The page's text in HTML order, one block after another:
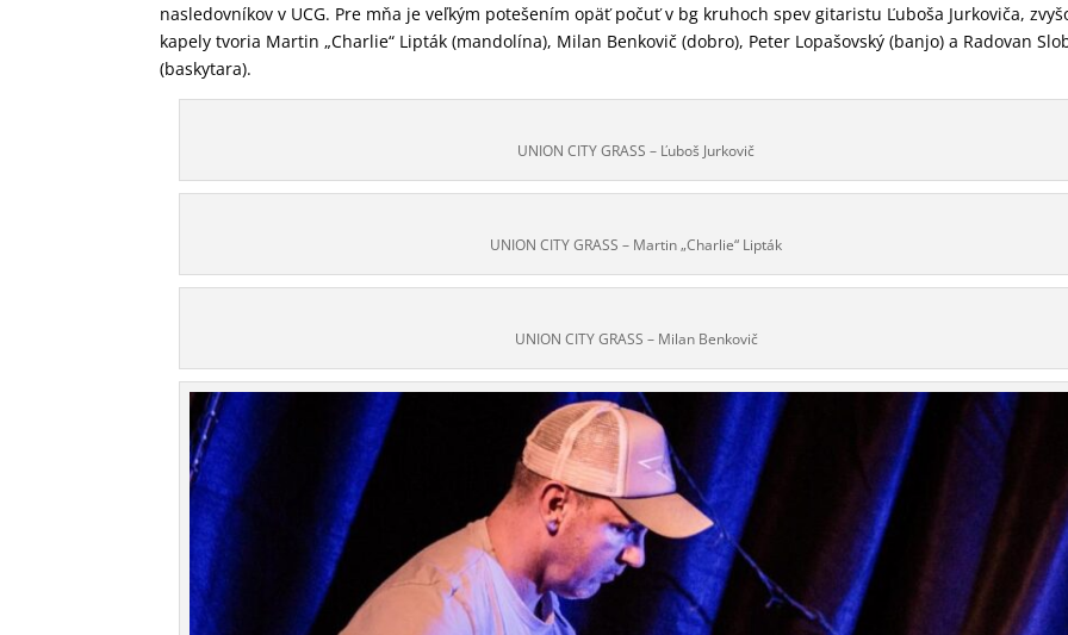
nasledovníkov v UCG. Pre mňa je veľkým potešením opäť počuť v bg kruhoch spev gitaristu Ľuboša Jurkoviča,
kapely tvoria Martin „Charlie“ Lipták (mandolína), Milan Benkovič (dobro), Peter Lopašovský (banjo) a Radovan
(baskytara).
UNION CITY GRASS – Ľuboš Jurkovič
UNION CITY GRASS – Martin „Charlie“ Lipták
UNION CITY GRASS – Milan Benkovič